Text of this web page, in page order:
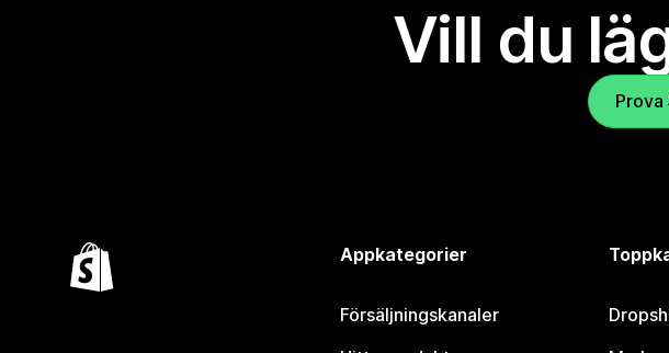
Vill du
Appkategorier
Försäljningskanaler